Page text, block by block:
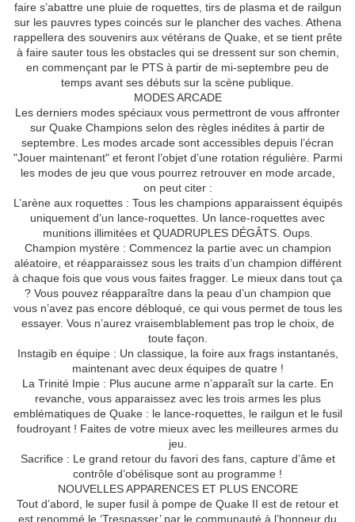
faire s’abattre une pluie de roquettes, tirs de plasma et de railgun
sur les pauvres types coincés sur le plancher des vaches. Athena
rappellera des souvenirs aux vétérans de Quake, et se tient prête
à faire sauter tous les obstacles qui se dressent sur son chemin,
en commençant par le PTS à partir de mi-septembre peu de
temps avant ses débuts sur la scène publique.
MODES ARCADE
Les derniers modes spéciaux vous permettront de vous affronter
sur Quake Champions selon des règles inédites à partir de
septembre. Les modes arcade sont accessibles depuis l’écran
"Jouer maintenant" et feront l’objet d’une rotation régulière. Parmi
les modes de jeu que vous pourrez retrouver en mode arcade,
on peut citer :
L’arène aux roquettes : Tous les champions apparaissent équipés
uniquement d’un lance-roquettes. Un lance-roquettes avec
munitions illimitées et QUADRUPLES DÉGÂTS. Oups.
Champion mystère : Commencez la partie avec un champion
aléatoire, et réapparaissez sous les traits d’un champion différent
à chaque fois que vous vous faites fragger. Le mieux dans tout ça
? Vous pouvez réapparaître dans la peau d’un champion que
vous n’avez pas encore débloqué, ce qui vous permet de tous les
essayer. Vous n’aurez vraisemblablement pas trop le choix, de
toute façon.
Instagib en équipe : Un classique, la foire aux frags instantanés,
maintenant avec deux équipes de quatre !
La Trinité Impie : Plus aucune arme n’apparaît sur la carte. En
revanche, vous apparaissez avec les trois armes les plus
emblématiques de Quake : le lance-roquettes, le railgun et le fusil
foudroyant ! Faites de votre mieux avec les meilleures armes du
jeu.
Sacrifice : Le grand retour du favori des fans, capture d’âme et
contrôle d’obélisque sont au programme !
NOUVELLES APPARENCES ET PLUS ENCORE
Tout d’abord, le super fusil à pompe de Quake II est de retour et
est renommé le ‘Trespasser’ par le communauté à l’honneur du